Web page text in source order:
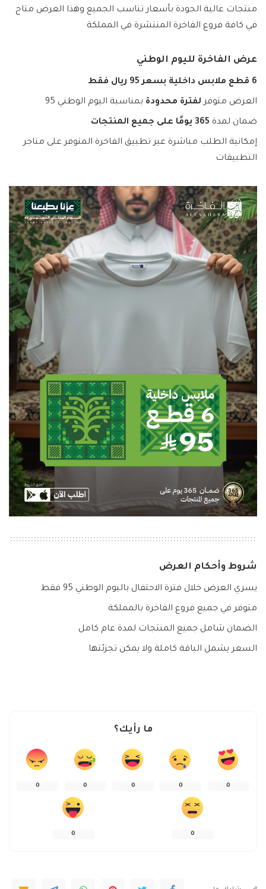
منتجات عالية الجودة بأسعار تناسب الجميع وهذا العرض متاح
في كافة فروع الفاخرة المنتشرة في المملكة
عرض الفاخرة لليوم الوطني
6 قطع ملابس داخلية بسعر 95 ريال فقط
العرض متوفر لفترة محدودة بمناسبة اليوم الوطني 95
ضمان لمدة 365 يومًا على جميع المنتجات
إمكانية الطلب مباشرة عبر تطبيق الفاخرة المتوفر على متاجر
التطبيقات
شروط وأحكام العرض
يسري العرض خلال فترة الاحتفال باليوم الوطني 95 فقط
متوفر في جميع فروع الفاخرة بالمملكة
الضمان شامل جميع المنتجات لمدة عام كامل
السعر يشمل الباقة كاملة ولا يمكن تجزئتها
ما رأيك؟
0
0
0
0
0
0
0